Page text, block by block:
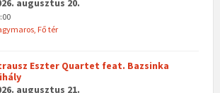
augusztus 20.
Fő tér
Eszter Quartet feat. Bazsinka
augusztus 21.